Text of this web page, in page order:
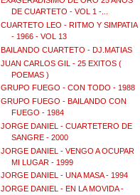
DE CUARTETO - VOL 1 -...
CUARTETO LEO - RITMO Y SIMPATIA
- 1966 - VOL 13
BAILANDO CUARTETO - DJ.MATIAS
JUAN CARLOS GIL - 25 EXITOS (
POEMAS )
GRUPO FUEGO - CON TODO - 1988
GRUPO FUEGO - BAILANDO CON
FUEGO - 1984
JORGE DANIEL - CUARTETERO DE
SANGRE - 2000
JORGE DANIEL - VENGO A OCUPAR
MI LUGAR - 1999
JORGE DANIEL - UNA MASA - 1994
JORGE DANIEL - EN LA MOVIDA -